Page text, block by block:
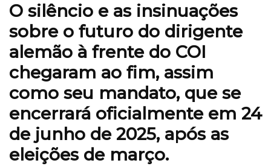
O silêncio e as insinuações
sobre o futuro do dirigente
alemão à frente do COI
chegaram ao fim, assim
como seu mandato, que se
encerrará oficialmente em 24
de junho de 2025, após as
eleições de março.